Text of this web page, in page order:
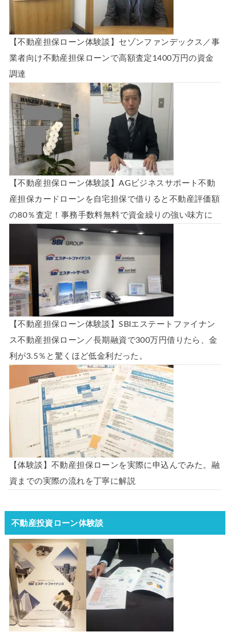
【不動産担保ローン体験談】セゾンファンデックス／事
業者向け不動産担保ローンで高額査定1400万円の資金
調達
【不動産担保ローン体験談】AGビジネスサポート不動
産担保カードローンを自宅担保で借りると不動産評価額
の80％査定！事務手数料無料で資金繰りの強い味方に
【不動産担保ローン体験談】SBIエステートファイナン
ス不動産担保ローン／長期融資で300万円借りたら、金
利が3.5％と驚くほど低金利だった。
【体験談】不動産担保ローンを実際に申込んでみた。融
資までの実際の流れを丁寧に解説
不動産投資ローン体験談